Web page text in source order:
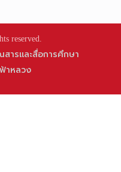
reserved.
ารและสื่อการศึกษา
าหลวง